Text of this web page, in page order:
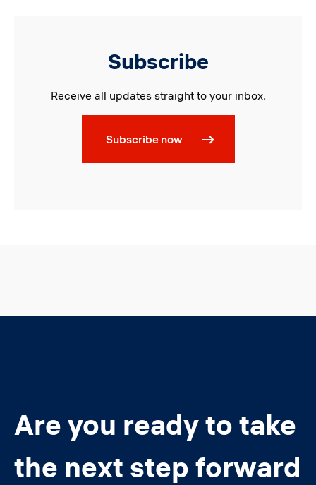
Subscribe
Receive all updates straight to your inbox.
Subscribe now
Are you ready to take
the next step forward